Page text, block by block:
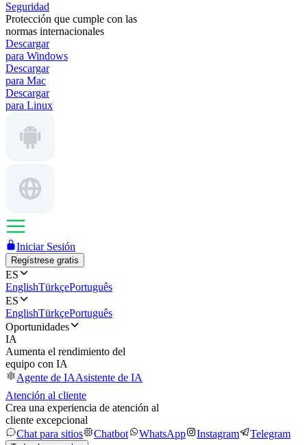
Seguridad
Protección que cumple con las
normas internacionales
Descargar
para Windows
Descargar
para Mac
Descargar
para Linux
Iniciar Sesión
Regístrese gratis
ES
EnglishTürkçePortuguês
ES
EnglishTürkçePortuguês
Oportunidades
IA
Aumenta el rendimiento del
equipo con IA
Agente de IAAsistente de IA
Atención al cliente
Crea una experiencia de atención al
cliente excepcional
Chat para sitios
Chatbot WhatsApp Instagram Telegram